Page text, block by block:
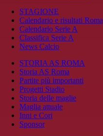
STAGIONE
Calendario e risultati Roma
Calendario Serie A
Classifica Serie A
News Calcio
STORIA AS ROMA
Storia AS Roma
Partite più importanti
Progetti Stadio
Storia delle maglie
Maglia attuale
Inni e Cori
Sponsor